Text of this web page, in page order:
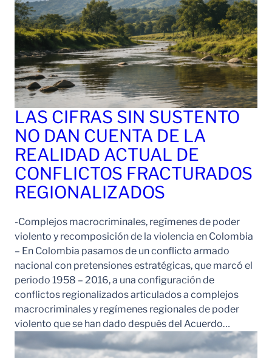
LAS CIFRAS SIN SUSTENTO
NO DAN CUENTA DE LA
REALIDAD ACTUAL DE
CONFLICTOS FRACTURADOS
REGIONALIZADOS
-Complejos macrocriminales, regímenes de poder
violento y recomposición de la violencia en Colombia
– En Colombia pasamos de un conflicto armado
nacional con pretensiones estratégicas, que marcó el
periodo 1958 – 2016, a una configuración de
conflictos regionalizados articulados a complejos
macrocriminales y regímenes regionales de poder
violento que se han dado después del Acuerdo…